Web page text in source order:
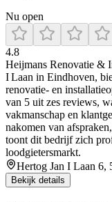
Nu open
4.8
Heijmans Renovatie &
I Laan in Eindhoven,
renovatie- en
van 5 uit zes reviews,
vakmanschap en
nakomen van
toont dit bedrijf zich
loodgietersmarkt.
Hertog Jan I Laan 6,
Bekijk details